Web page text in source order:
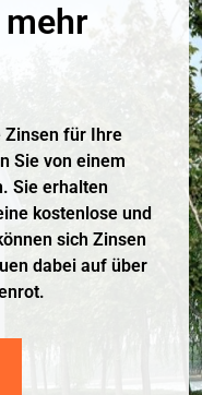
Zinsen für Ihre
Sie von einem
Sie erhalten
kostenlose und
sich Zinsen
dabei auf über